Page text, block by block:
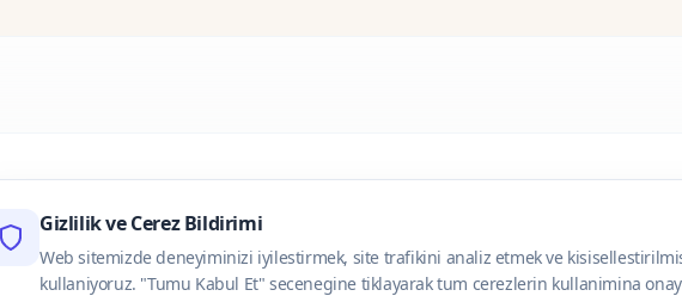
Gizlilik ve Cerez Bildirimi
Web sitemizde deneyiminizi iyilestirmek, site trafikini analiz etmek ve
kullaniyoruz. "Tumu Kabul Et" secenegine tiklayarak tum cerezlerin kullanimina